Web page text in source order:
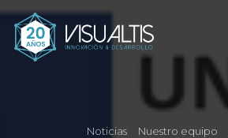
Noticias Nuestro equipo